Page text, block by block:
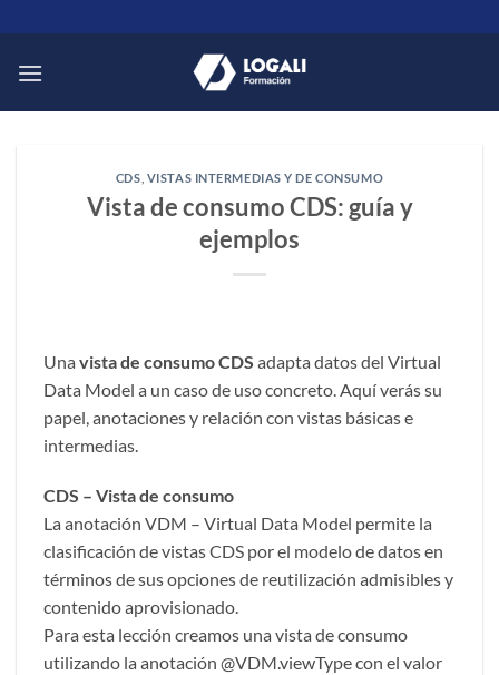
al
contenido
CDS VISTAS INTERMEDIAS Y DE CONSUMO
Vista de consumo CDS: guía y
ejemplos
Una vista de consumo CDS adapta datos del Virtual
Data Model a un caso de uso concreto. Aquí verás su
papel, anotaciones y relación con vistas básicas e
intermedias.
CDS – Vista de consumo
La anotación VDM – Virtual Data Model permite la
clasificación de vistas CDS por el modelo de datos en
términos de sus opciones de reutilización admisibles y
contenido aprovisionado.
Para esta lección creamos una vista de consumo
utilizando la anotación @VDM.viewType con el valor